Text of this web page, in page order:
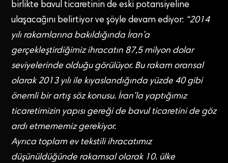
birlikte bavul ticaretinin de eski potansiyeline
ulaşacağını belirtiyor ve şöyle devam ediyor: “2014
yılı rakamlarına bakıldığında İran’a
gerçekleştirdiğimiz ihracatın 87,5 milyon dolar
seviyelerinde olduğu görülüyor. Bu rakam oransal
olarak 2013 yılı ile kıyaslandığında yüzde 40 gibi
önemli bir artış söz konusu. İran’la yaptığımız
ticaretimizin yapısı gereği de bavul ticaretini de göz
ardı etmememiz gerekiyor.
Ayrıca toplam ev tekstili ihracatımız
düşünüldüğünde rakamsal olarak 10. ülke